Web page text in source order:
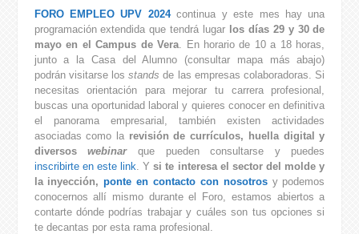
FORO EMPLEO UPV 2024continua y este mes hay una
programación extendida que tendrá lugar los días 29 y 30 de
mayo en el Campus de Vera . En horario de 10 a 18 horas,
junto a la Casa del Alumno (consultar mapa más abajo)
podrán visitarse losstands de las empresas colaboradoras. Si
necesitas orientación para mejorar tu carrera profesional,
buscas una oportunidad laboral y quieres conocer en definitiva
el panorama empresarial, también existen actividades
asociadas como la revisión de currículos, huella digital y
diversoswebinarque pueden consultarse y puedes
inscribirte en este link . Ysi te interesa el sector del molde y
la inyección,ponte en contacto con nosotrosy podemos
conocernos allí mismo durante el Foro, estamos abiertos a
contarte dónde podrías trabajar y cuáles son tus opciones si
te decantas por esta rama profesional.